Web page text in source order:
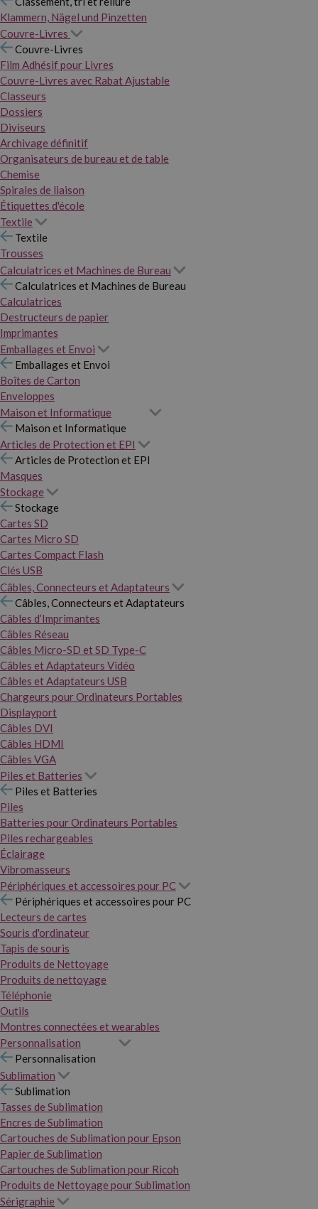
Klammern, Nägel und Pinzetten
Couvre-Livres
Couvre-Livres
Film Adhésif pour Livres
Couvre-Livres avec Rabat Ajustable
Classeurs
Dossiers
Diviseurs
Archivage définitif
Organisateurs de bureau et de table
Chemise
Spirales de liaison
Étiquettes d'école
Textile
Textile
Trousses
Calculatrices et Machines de Bureau
Calculatrices et Machines de Bureau
Calculatrices
Destructeurs de papier
Imprimantes
Emballages et Envoi
Emballages et Envoi
Boîtes de Carton
Enveloppes
Maison et Informatique
Maison et Informatique
Articles de Protection et EPI
Articles de Protection et EPI
Masques
Stockage
Stockage
Cartes SD
Cartes Micro SD
Cartes Compact Flash
Clés USB
Câbles, Connecteurs et Adaptateurs
Câbles, Connecteurs et Adaptateurs
Câbles d’Imprimantes
Câbles Réseau
Câbles Micro-SD et SD Type-C
Câbles et Adaptateurs Vidéo
Câbles et Adaptateurs USB
Chargeurs pour Ordinateurs Portables
Displayport
Câbles DVI
Câbles HDMI
Câbles VGA
Piles et Batteries
Piles et Batteries
Piles
Batteries pour Ordinateurs Portables
Piles rechargeables
Éclairage
Vibromasseurs
Périphériques et accessoires pour PC
Périphériques et accessoires pour PC
Lecteurs de cartes
Souris d'ordinateur
Tapis de souris
Produits de Nettoyage
Produits de nettoyage
Téléphonie
Outils
Montres connectées et wearables
Personnalisation
Personnalisation
Sublimation
Sublimation
Tasses de Sublimation
Encres de Sublimation
Cartouches de Sublimation pour Epson
Papier de Sublimation
Cartouches de Sublimation pour Ricoh
Produits de Nettoyage pour Sublimation
Sérigraphie